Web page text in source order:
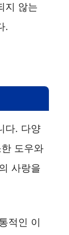
지 않는
.
다. 다양
도우와
사랑을
적인 이